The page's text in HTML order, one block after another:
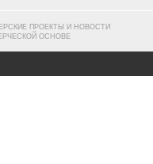
ПРОЕКТЫ И НОВОСТИ
ОСНОВЕ